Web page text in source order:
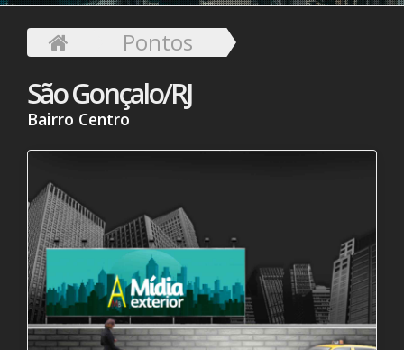
PONTOS
CONTATO
Pontos
São Gonçalo/RJ
Bairro Centro